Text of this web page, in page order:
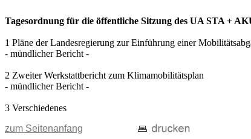
Tagesordnung für die öffentliche Sitzung des UA STA +
1 Pläne der Landesregierung zur Einführung einer
- mündlicher Bericht -
2 Zweiter Werkstattbericht zum Klimamobilitätsplan
- mündlicher Bericht -
3 Verschiedenes
zum Seitenanfang